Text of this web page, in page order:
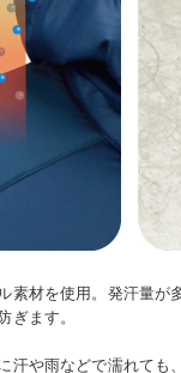
素材を使用。発汗量
ます。
汗や雨などで濡れて